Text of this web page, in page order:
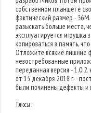
собственном планшете
фактический размер -
разыскать больше места,
эксплуатируется
копироваться в память,
Отложите всякие лишние
невостребованные
переданная версия -
от 15 декабря 2018 г. -
были починены дефекты и
Плюсы: